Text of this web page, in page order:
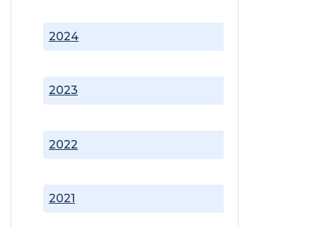
2021
2022
2023
2024